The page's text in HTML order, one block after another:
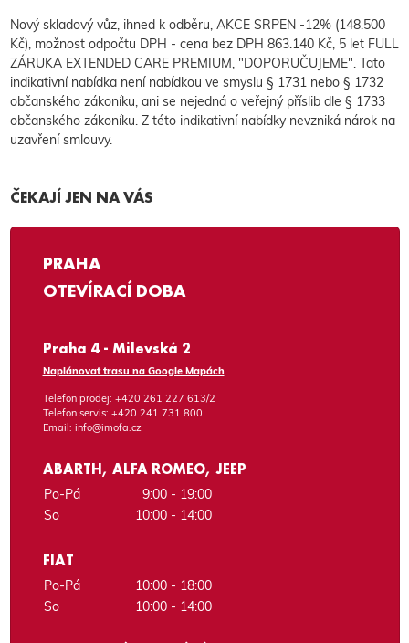
Nový skladový vůz, ihned k odběru, AKCE SRPEN -12% (148.500
Kč), možnost odpočtu DPH - cena bez DPH 863.140 Kč, 5 let FULL
ZÁRUKA EXTENDED CARE PREMIUM, "DOPORUČUJEME". Tato
indikativní nabídka není nabídkou ve smyslu § 1731 nebo § 1732
občanského zákoníku, ani se nejedná o veřejný příslib dle § 1733
občanského zákoníku. Z této indikativní nabídky nevzniká nárok na
uzavření smlouvy.
ČEKAJÍ JEN NA VÁS
PRAHA
OTEVÍRACÍ DOBA
Praha 4 - Milevská 2
Naplánovat trasu na Google Mapách
Telefon prodej: +420 261 227 613/2
Telefon servis: +420 241 731 800
Email: info@imofa.cz
ABARTH, ALFA ROMEO, JEEP
Po-Pá
9:00 - 19:00
So
10:00 - 14:00
FIAT
Po-Pá
10:00 - 18:00
So
10:00 - 14:00